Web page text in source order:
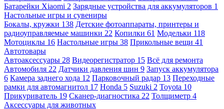
Батарейки Xiaomi 2 Зарядные устройства для аккумуляторов 1
Настольные игры и сувениры
Бокалы, кружки 138 Детские фотоаппараты, принтеры и
радиоуправляемые машинки 22 Копилки 61 Модельки 118
Мотоциклы 16 Настольные игры 38 Прикольные вещи 41
Автотовары
Автоаксессуары 28 Видеорегистратор 15 Всё для ремонта
Автомобиля 22 Датчики давления шин 9 Запуск аккумулятора
6 Камера заднего хода 12 Парковочный радар 13 Переходные
рамки для автомагнитол 17 Honda 5 Suzuki 2 Toyota 10
Прикуриватель 19 Сканер-диагностика 22 Толщиметр 4
Аксессуары для животных